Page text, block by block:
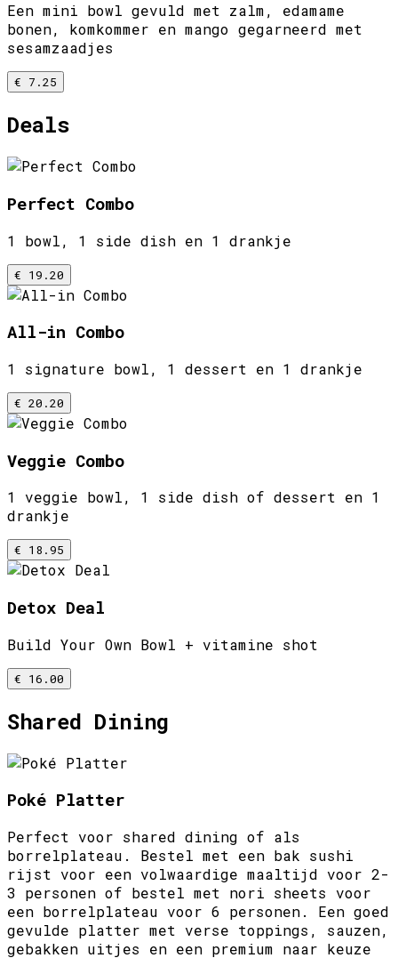
Een mini bowl gevuld met zalm, edamame
bonen, komkommer en mango gegarneerd met
sesamzaadjes
€ 7.25
Deals
Perfect Combo
1 bowl, 1 side dish en 1 drankje
€ 19.20
All-in Combo
1 signature bowl, 1 dessert en 1 drankje
€ 20.20
Veggie Combo
1 veggie bowl, 1 side dish of dessert en 1
drankje
€ 18.95
Detox Deal
Build Your Own Bowl + vitamine shot
€ 16.00
Shared Dining
Poké Platter
Perfect voor shared dining of als
borrelplateau. Bestel met een bak sushi
rijst voor een volwaardige maaltijd voor 2-
3 personen of bestel met nori sheets voor
een borrelplateau voor 6 personen. Een goed
gevulde platter met verse toppings, sauzen,
gebakken uitjes en een premium naar keuze